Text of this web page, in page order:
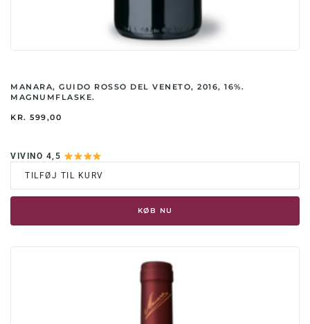
MANARA, GUIDO ROSSO DEL VENETO, 2016, 16%.
MAGNUMFLASKE.
KR. 599,00
VIVINO 4,5
TILFØJ TIL KURV
KØB NU